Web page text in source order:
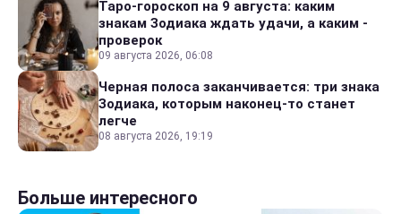
Таро-гороскоп на 9 августа: каким
знакам Зодиака ждать удачи, а каким -
проверок
09 августа 2026, 06:08
Черная полоса заканчивается: три знака
Зодиака, которым наконец-то станет
легче
08 августа 2026, 19:19
Больше интересного